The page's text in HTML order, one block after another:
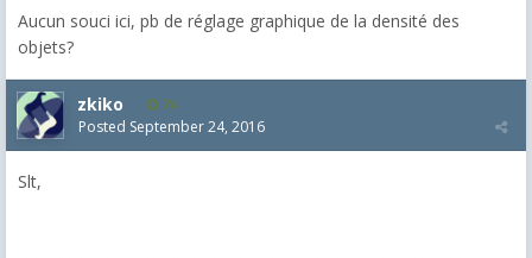
Aucun souci ici, pb de réglage graphique de la densité des
objets?
zkiko 74
Posted September 24, 2016
Slt,